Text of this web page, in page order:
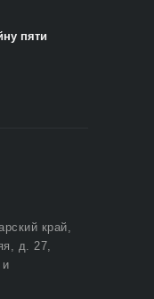
пяти
край,
д. 27,